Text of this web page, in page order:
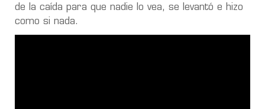
de la caída para que nadie lo vea, se levantó e hizo
como si nada.